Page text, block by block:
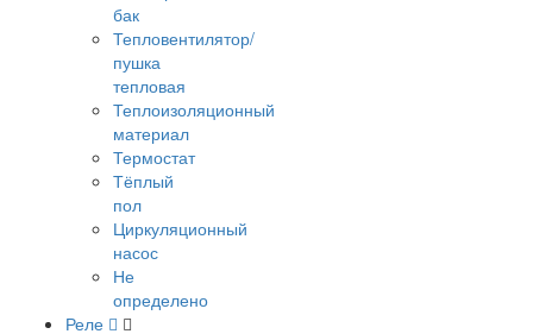
бак
Тепловентилятор/
пушка
тепловая
Теплоизоляционный
материал
Термостат
Тёплый
пол
Циркуляционный
насос
Не
определено
Реле